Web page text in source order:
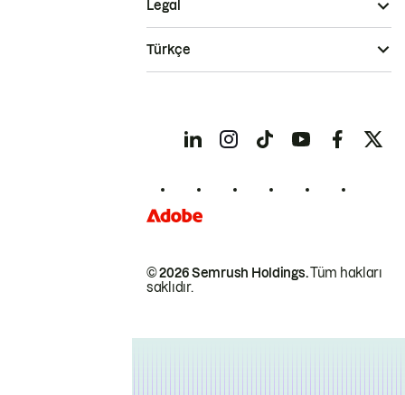
© 2026 Semrush Holdings.Tüm hakları
saklıdır.
Legal
Türkçe